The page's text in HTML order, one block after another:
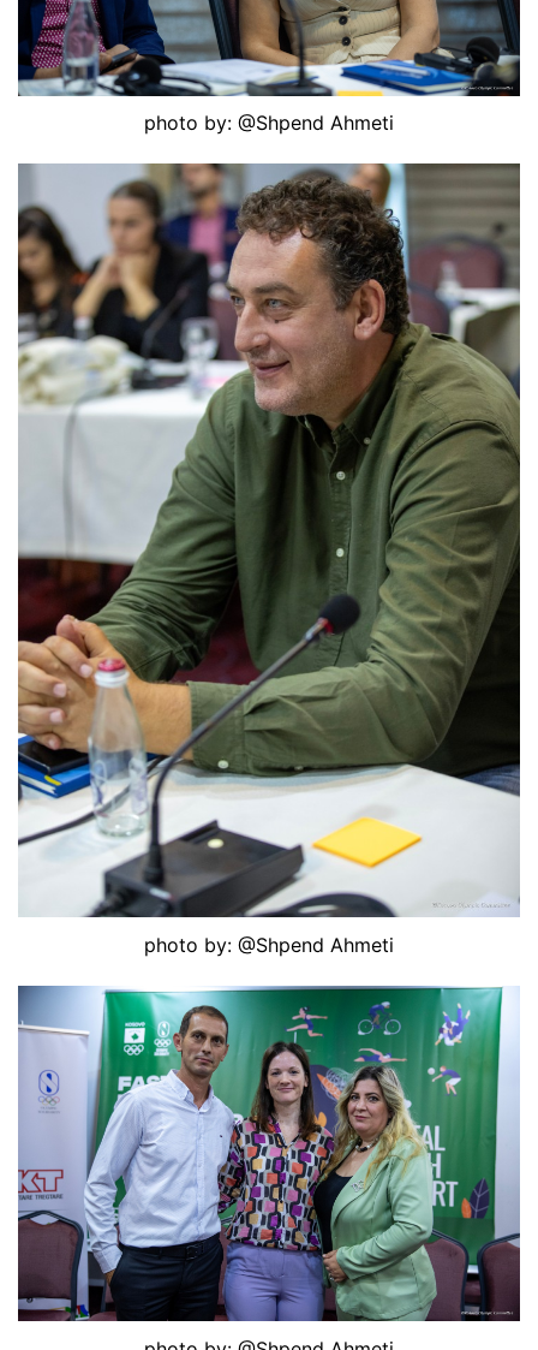
photo by: @Shpend Ahmeti
photo by: @Shpend Ahmeti